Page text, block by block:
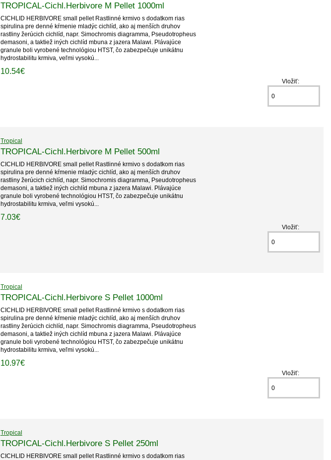
TROPICAL-Cichl.Herbivore M Pellet 1000ml
CICHLID HERBIVORE small pellet Rastlinné krmivo s dodatkom rias
spirulina pre denné kŕmenie mladýc cichlíd, ako aj menších druhov
rastliny žerúcich cichlíd, napr. Simochromis diagramma, Pseudotropheus
demasoni, a taktiež iných cichlíd mbuna z jazera Malawi. Plávajúce
granule boli vyrobené technológiou HTST, čo zabezpečuje unikátnu
hydrostabilitu krmiva, veľmi vysokú...
10.54€
Vložiť:
Tropical
TROPICAL-Cichl.Herbivore M Pellet 500ml
CICHLID HERBIVORE small pellet Rastlinné krmivo s dodatkom rias
spirulina pre denné kŕmenie mladýc cichlíd, ako aj menších druhov
rastliny žerúcich cichlíd, napr. Simochromis diagramma, Pseudotropheus
demasoni, a taktiež iných cichlíd mbuna z jazera Malawi. Plávajúce
granule boli vyrobené technológiou HTST, čo zabezpečuje unikátnu
hydrostabilitu krmiva, veľmi vysokú...
7.03€
Vložiť:
Tropical
TROPICAL-Cichl.Herbivore S Pellet 1000ml
CICHLID HERBIVORE small pellet Rastlinné krmivo s dodatkom rias
spirulina pre denné kŕmenie mladýc cichlíd, ako aj menších druhov
rastliny žerúcich cichlíd, napr. Simochromis diagramma, Pseudotropheus
demasoni, a taktiež iných cichlíd mbuna z jazera Malawi. Plávajúce
granule boli vyrobené technológiou HTST, čo zabezpečuje unikátnu
hydrostabilitu krmiva, veľmi vysokú...
10.97€
Vložiť:
Tropical
TROPICAL-Cichl.Herbivore S Pellet 250ml
CICHLID HERBIVORE small pellet Rastlinné krmivo s dodatkom rias